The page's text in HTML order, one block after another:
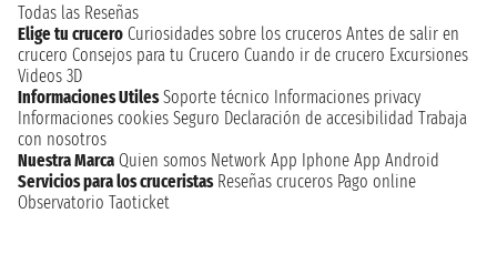
Todas las Reseñas
Elige tu crucero Curiosidades sobre los cruceros Antes de salir en
crucero Consejos para tu Crucero Cuando ir de crucero Excursiones
Videos 3D
Informaciones Utiles Soporte técnico Informaciones privacy
Informaciones cookies Seguro Declaración de accesibilidad Trabaja
con nosotros
Nuestra Marca Quien somos Network App Iphone App Android
Servicios para los cruceristas Reseñas cruceros Pago online
Observatorio Taoticket